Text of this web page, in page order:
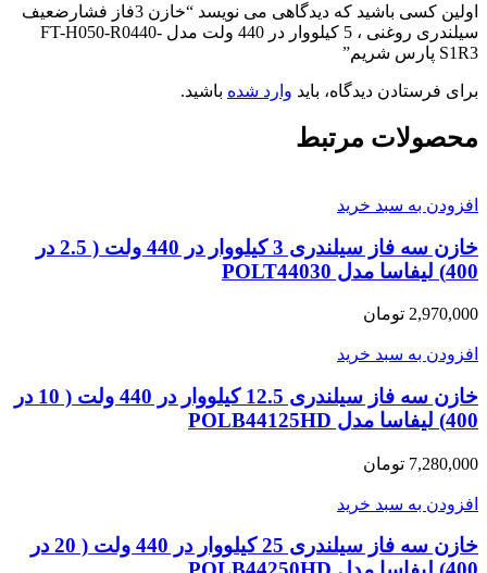
اولین کسی باشید که دیدگاهی می نویسد “خازن 3فاز فشارضعیف
سیلندری روغنی ، 5 کیلووار در 440 ولت مدل FT-H050-R0440-
S1R3 پارس شریم”
برای فرستادن دیدگاه، باید وارد شده باشید.
محصولات مرتبط
افزودن به سبد خرید
خازن سه فاز سیلندری 3 کیلووار در 440 ولت ( 2.5 در
400) لیفاسا مدل POLT44030
2,970,000 تومان
افزودن به سبد خرید
خازن سه فاز سیلندری 12.5 کیلووار در 440 ولت ( 10 در
400) لیفاسا مدل POLB44125HD
7,280,000 تومان
افزودن به سبد خرید
خازن سه فاز سیلندری 25 کیلووار در 440 ولت ( 20 در